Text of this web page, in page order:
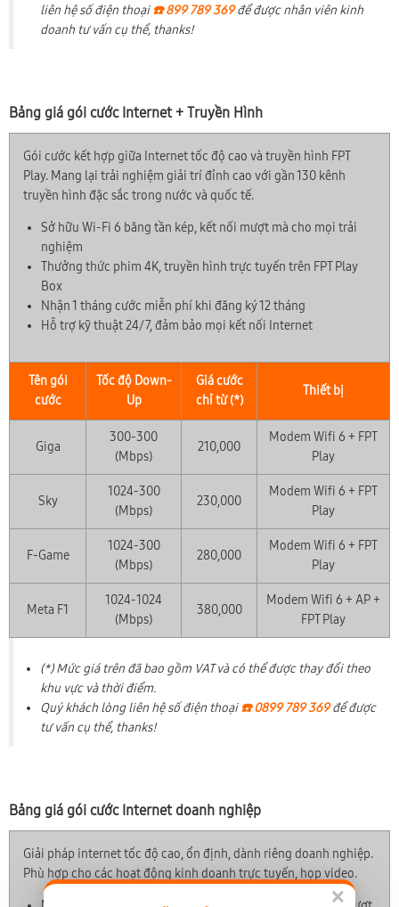
liên hệ số điện thoại☎️ 899 789 369để được nhân viên kinh
doanh tư vấn cụ thể, thanks!
Bảng giá gói cước Internet + Truyền Hình
Gói cước kết hợp giữa Internet tốc độ cao và truyền hình FPT
Play. Mang lại trải nghiệm giải trí đỉnh cao với gần 130 kênh
truyền hình đặc sắc trong nước và quốc tế.
Sở hữu Wi-Fi 6 băng tần kép, kết nối mượt mà cho mọi trải
nghiệm
Thưởng thức phim 4K, truyền hình trực tuyến trên FPT Play
Box
Nhận 1 tháng cước miễn phí khi đăng ký 12 tháng
Hỗ trợ kỹ thuật 24/7, đảm bảo mọi kết nối Internet
Tên gói
cước
Tốc độ Down-
Up
Giá cước
chỉ từ (*)
Thiết bị
Giga
300-300
(Mbps)
210,000
Modem Wifi 6 + FPT
Play
Sky
1024-300
(Mbps)
230,000
Modem Wifi 6 + FPT
Play
F-Game
1024-300
(Mbps)
280,000
Modem Wifi 6 + FPT
Play
Meta F1
1024-1024
(Mbps)
380,000
Modem Wifi 6 + AP +
FPT Play
(*) Mức giá trên đã bao gồm VAT và có thể được thay đổi theo
khu vực và thời điểm.
Quý khách lòng liên hệ số điện thoại☎️ 0899 789 369để được
tư vấn cụ thể, thanks!
Bảng giá gói cước Internet doanh nghiệp
Giải pháp internet tốc độ cao, ổn định, dành riêng doanh nghiệp.
Phù hợp cho các hoạt động kinh doanh trực tuyến, họp video.
×